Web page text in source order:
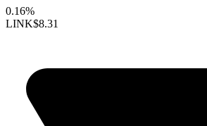
0.16%
LINK$8.31